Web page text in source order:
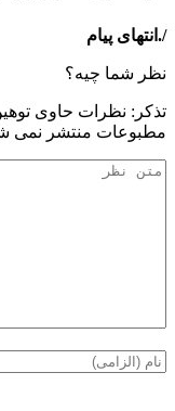
/.انتهای پیام
نظر شما چیه؟
تذكر: نظرات حاوی
مطبوعات منتشر نمی